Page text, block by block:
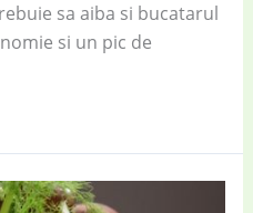
sa aiba si bucatarul
si un pic de